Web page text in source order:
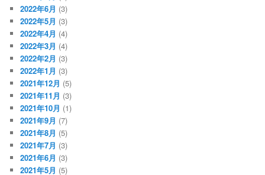
2022年6月 (3)
2022年5月 (3)
2022年4月 (4)
2022年3月 (4)
2022年2月 (3)
2022年1月 (3)
2021年12月 (5)
2021年11月 (3)
2021年10月 (1)
2021年9月 (7)
2021年8月 (5)
2021年7月 (3)
2021年6月 (3)
2021年5月 (5)